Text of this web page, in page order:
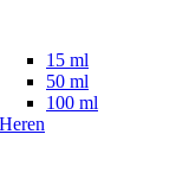
15 ml
50 ml
100 ml
Heren